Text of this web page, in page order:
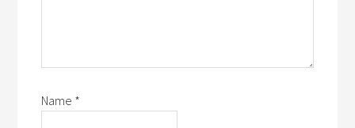
Name *